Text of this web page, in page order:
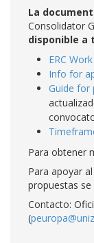
La
Consolidator
disponible a
ERC
Info for
Guide for
Para obtener
Para apoyar
propuestas se
Contacto:
(